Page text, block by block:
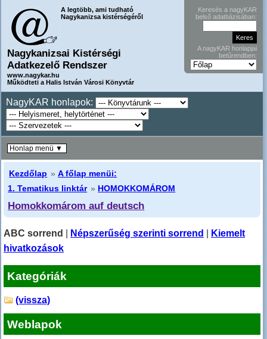
A legtöbb, ami tudható
Nagykanizsa kistérségéről
Nagykanizsai Kistérségi
Adatkezelő Rendszer
www.nagykar.hu
Működteti a Halis István Városi Könyvtár
Keresés a nagyKAR
belső adatbázisában:
A nagyKAR honlapjai
betűrendben:
NagyKAR honlapok:
Kezdőlap »A főlap menüi:
1. Tematikus linktár » HOMOKKOMÁROM
Homokkomárom auf deutsch
ABC sorrend Népszerűség szerinti sorrend
Kiemelt
hivatkozások
Kategóriák
(vissza)
Weblapok
Honlap menü ▼